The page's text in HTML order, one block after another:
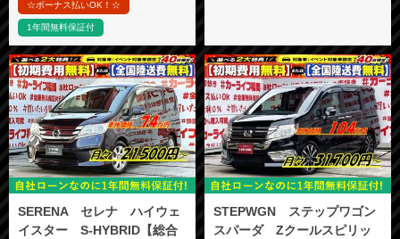
☆ボーナス払いOK！☆
1年間無料保証付
SERENA セレナ ハイウェ
イスター S-HYBRID【総合
STEPWGN ステップワゴン
スパーダ Zクールスピリッ